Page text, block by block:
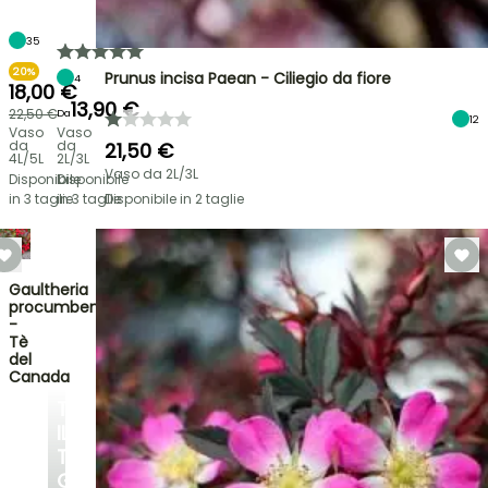
TRASFORMA
TUO
GIARDINO
35
20%
18,00 €
22,50 €
Vaso
da
4L/5L
Disponibile
in 3 taglie
4
Da13,90 €
Vaso
da
2L/3L
Disponibile
in 3 taglie
Prunus incisa Paean - Ciliegio da fiore
12
21,50 €
Vaso da 2L/3L
Disponibile in 2 taglie
Gaultheria
procumbens
-
Tè
del
Canada